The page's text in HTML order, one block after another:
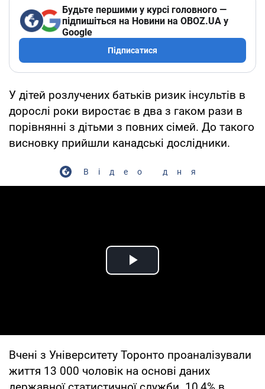
Будьте першими у курсі головного —
підпишіться на Новини на OBOZ.UA у
Google
Підписатися
У дітей розлучених батьків ризик інсультів в
дорослі роки виростає в два з гаком рази в
порівнянні з дітьми з повних сімей. До такого
висновку прийшли канадські дослідники.
Відео дня
Play Video
Вчені з Університету Торонто проаналізували
життя 13 000 чоловік на основі даних